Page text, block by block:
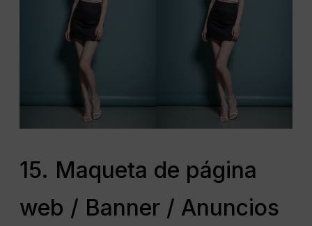
15. Maqueta de página
web / Banner / Anuncios